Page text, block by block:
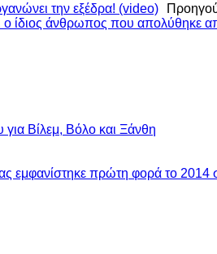
την εξέδρα! (video)
ο ίδιος άνθρωπος που απολύθηκε
Βίλεμ, Βόλο και Ξάνθη
εμφανίστηκε πρώτη φορά το 2014